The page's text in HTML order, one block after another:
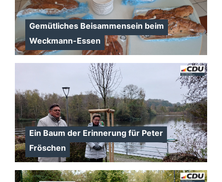
Gemütliches Beisammensein beim
Weckmann-Essen
Ein Baum der Erinnerung für Peter
Fröschen